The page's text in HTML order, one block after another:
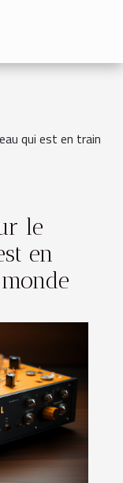
qui est en train
le
en